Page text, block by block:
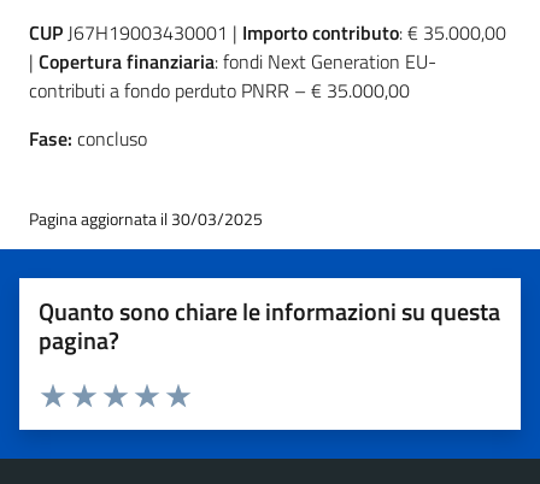
CUPJ67H19003430001 | Importo contributo: € 35.000,00
| Copertura finanziaria: fondi Next Generation EU-
contributi a fondo perduto PNRR – € 35.000,00
Fase: concluso
Pagina aggiornata il 30/03/2025
Quanto sono chiare le informazioni su questa
pagina?
Valuta 5 stelle su 5
Valuta 4 stelle su 5
Valuta 3 stelle su 5
Valuta 2 stelle su 5
Valuta 1 stelle su 5